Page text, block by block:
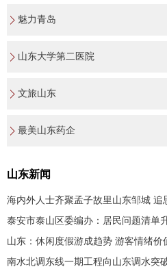
魅力青岛
山东大学第二医院
文旅山东
最美山东药企
山东新闻
海内外人士齐聚孟子故里山东邹城 追
泰安市泰山区委编办：居民问题清单
山东：休闲度假游成趋势 游客情绪价
南水北调东线一期工程向山东调水突